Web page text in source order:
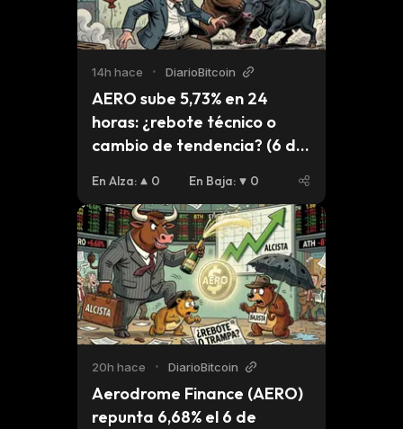
14h hace • DiarioBitcoin
AERO sube 5,73% en 24
horas: ¿rebote técnico o
cambio de tendencia? (6 de
En Alza: 0 En Baja: 0
20h hace • DiarioBitcoin
Aerodrome Finance (AERO)
repunta 6,68% el 6 de